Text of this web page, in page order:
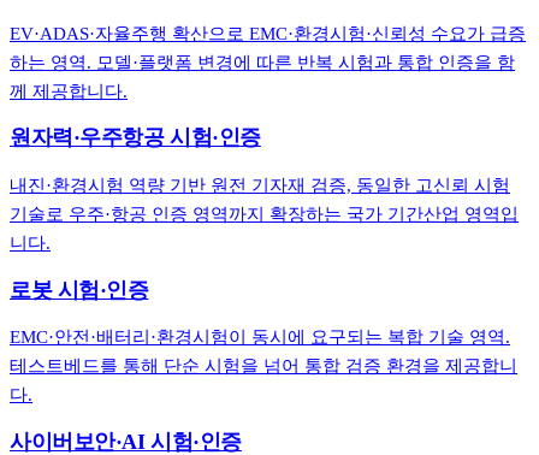
EV·ADAS·자율주행 확산으로 EMC·환경시험·신뢰성 수요가 급증
하는 영역. 모델·플랫폼 변경에 따른 반복 시험과 통합 인증을 함
께 제공합니다.
원자력·우주항공 시험·인증
내진·환경시험 역량 기반 원전 기자재 검증, 동일한 고신뢰 시험
기술로 우주·항공 인증 영역까지 확장하는 국가 기간산업 영역입
니다.
로봇 시험·인증
EMC·안전·배터리·환경시험이 동시에 요구되는 복합 기술 영역.
테스트베드를 통해 단순 시험을 넘어 통합 검증 환경을 제공합니
다.
사이버보안·AI 시험·인증